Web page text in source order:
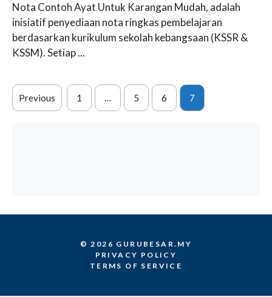
Nota Contoh Ayat Untuk Karangan Mudah, adalah
inisiatif penyediaan nota ringkas pembelajaran
berdasarkan kurikulum sekolah kebangsaan (KSSR &
KSSM). Setiap ...
Previous 1 … 5 6 7
© 2026 GURUBESAR.MY
PRIVACY POLICY
TERMS OF SERVICE